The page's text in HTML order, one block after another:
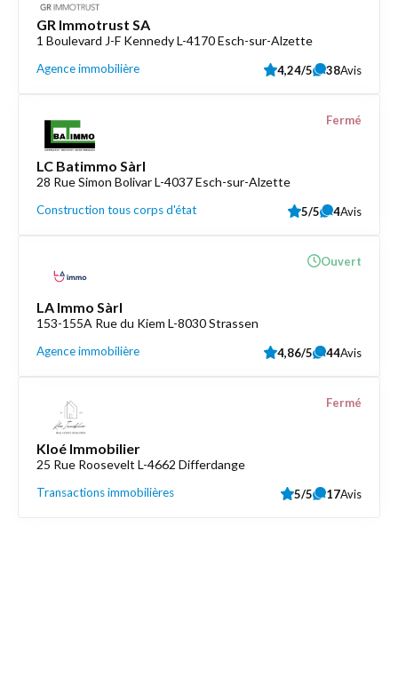
GR Immotrust SA
1 Boulevard J-F Kennedy L-4170 Esch-sur-Alzette
Agence immobilière 4,24/5 38Avis
LC Batimmo Sàrl
28 Rue Simon Bolivar L-4037 Esch-sur-Alzette
Construction tous corps d'état
Fermé
5/5 4Avis
LA Immo Sàrl
153-155A Rue du Kiem L-8030 Strassen
Agence immobilière
Ouvert
4,86/5 44Avis
Kloé Immobilier
25 Rue Roosevelt L-4662 Differdange
Transactions immobilières
Fermé
5/5 17Avis